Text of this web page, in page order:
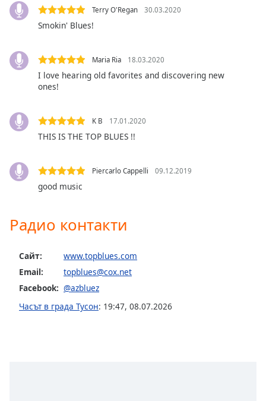
Font
Reset
Dialog
End
window.
Terry O'Regan 30.03.2020
Smokin' Blues!
Maria Ria 18.03.2020
I love hearing old favorites and discovering new
ones!
K B 17.01.2020
THIS IS THE TOP BLUES !!
Piercarlo Cappelli 09.12.2019
good music
Радио контакти
Сайт:
www.topblues.com
Email:
topblues@cox.net
Facebook: @azbluez
Часът в града Тусон: 19:47, 08.07.2026